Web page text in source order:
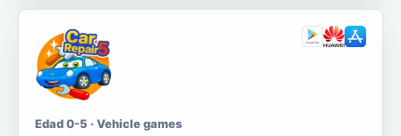
Edad 0-5 · Vehicle games